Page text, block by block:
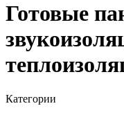
Готовые
Категории